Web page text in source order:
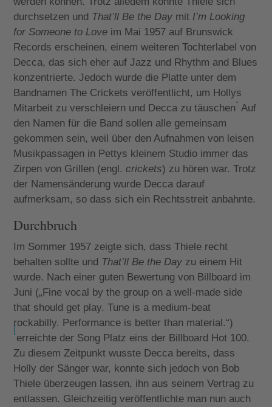
durchsetzen und That’ll Be the Day mit I’m Looking
for Someone to Love im Mai 1957 auf Brunswick
Records erscheinen, einem weiteren Tochterlabel von
Decca, das sich eher auf Jazz und Rhythm and Blues
konzentrierte. Jedoch wurde die Platte unter dem
Bandnamen The Crickets veröffentlicht, um Hollys
Mitarbeit zu verschleiern und Decca zu täuschen
.
Auf
den Namen für die Band sollen alle gemeinsam
gekommen sein, weil über den Aufnahmen von leisen
Musikpassagen in Pettys kleinem Studio immer das
Zirpen von Grillen (engl.crickets) zu hören war. Trotz
der Namensänderung wurde Decca darauf
aufmerksam, so dass sich ein Rechtsstreit anbahnte.
Durchbruch
Im Sommer 1957 zeigte sich, dass Thiele recht
behalten sollte und That’ll Be the Day zu einem Hit
wurde. Nach einer guten Bewertung von Billboard im
Juni („Fine vocal by the group on a well-made side
that should get play. Tune is a medium-beat
rockabilly. Performance is better than material.“)
[
erreichte der Song Platz eins der Billboard Hot 100.
Zu diesem Zeitpunkt wusste Decca bereits, dass
Holly der Sänger war, konnte sich jedoch von Bob
Thiele überzeugen lassen, ihn aus seinem Vertrag zu
entlassen. Gleichzeitig veröffentlichte man nun auch